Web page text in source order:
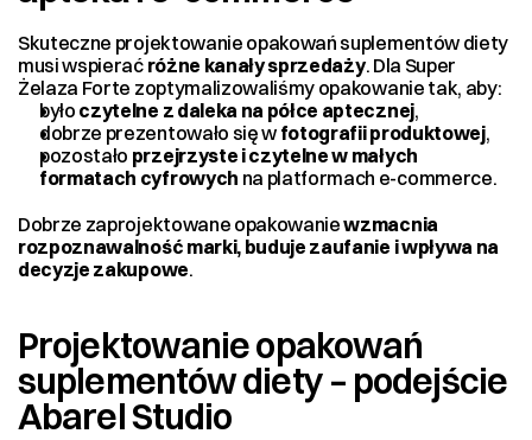
Skuteczne projektowanie opakowań suplementów diety
musi wspierać różne kanały sprzedaży. Dla Super
Żelaza Forte zoptymalizowaliśmy opakowanie tak, aby:
było czytelne z daleka na półce aptecznej,
dobrze prezentowało się w fotografii produktowej,
pozostało przejrzyste i czytelne w małych
formatach cyfrowych na platformach e-commerce.
Dobrze zaprojektowane opakowanie wzmacnia
rozpoznawalność marki, buduje zaufanie i wpływa na
decyzje zakupowe.
Projektowanie opakowań
suplementów diety – podejście
Abarel Studio